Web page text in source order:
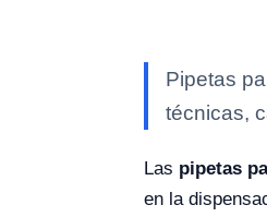
Pipetas
técnicas,
Las pipetas
en la